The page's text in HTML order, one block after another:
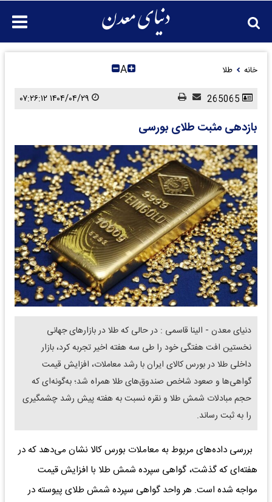
خانه طلا A
بازدهی مثبت طلای بورسی
دنیای معدن - الینا قاسمی : در حالی که طلا در بازارهای جهانی
نخستین افت هفتگی خود را طی سه هفته اخیر تجربه کرد، بازار
داخلی طلا در بورس کالای ایران با رشد معاملات، افزایش قیمت
گواهی‌‌‌ها و صعود شاخص صندوق‌های طلا همراه شد؛ به‌‌‌گونه‌‌‌ای که
حجم مبادلات شمش طلا و نقره نسبت به هفته پیش رشد چشمگیری
را به ثبت رساند.
بررسی داده‌‌‌های مربوط به معاملات بورس کالا نشان می‌دهد که در
هفته‌‌‌ای که گذشت، گواهی سپرده شمش طلا با افزایش قیمت
مواجه شده است. هر واحد گواهی سپرده شمش طلای پیوسته در